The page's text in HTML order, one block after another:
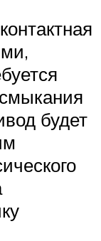
будет